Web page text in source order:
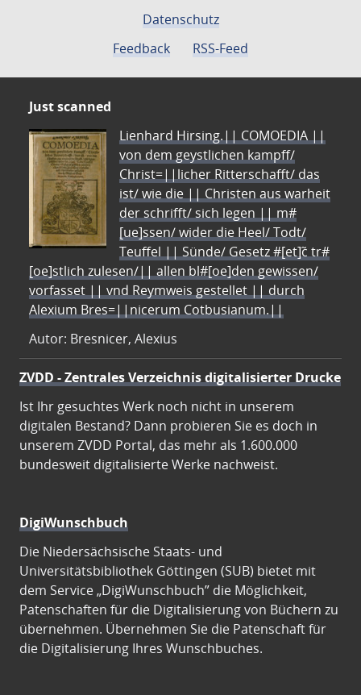
Datenschutz
Feedback
RSS-Feed
Just scanned
Lienhard Hirsing.|| COMOEDIA ||
von dem geystlichen kampff/
Christ=||licher Ritterschafft/ das
ist/ wie die || Christen aus warheit
der schrifft/ sich legen || m#
[ue]ssen/ wider die Heel/ Todt/
Teuffel || Sünde/ Gesetz #[et]c̃ tr#
[oe]stlich zulesen/|| allen bl#[oe]den gewissen/
vorfasset || vnd Reymweis gestellet || durch
Alexium Bres=||nicerum Cotbusianum.||
Autor: Bresnicer, Alexius
ZVDD - Zentrales Verzeichnis digitalisierter Drucke
Ist Ihr gesuchtes Werk noch nicht in unserem
digitalen Bestand? Dann probieren Sie es doch in
unserem ZVDD Portal, das mehr als 1.600.000
bundesweit digitalisierte Werke nachweist.
DigiWunschbuch
Die Niedersächsische Staats- und
Universitätsbibliothek Göttingen (SUB) bietet mit
dem Service „DigiWunschbuch” die Möglichkeit,
Patenschaften für die Digitalisierung von Büchern zu
übernehmen. Übernehmen Sie die Patenschaft für
die Digitalisierung Ihres Wunschbuches.